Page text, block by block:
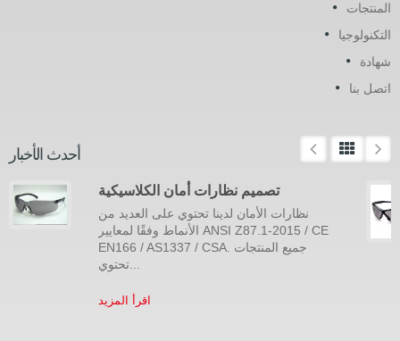
المنتجات
التكنولوجيا
شهادة
اتصل بنا
أحدث الأخبار
تصميم نظارات أمان الكلاسيكية
نظارات الأمان لدينا تحتوي على العديد من
الأنماط وفقًا لمعايير ANSI Z87.1-2015 / CE
EN166 / AS1337 / CSA. جميع المنتجات
تحتوي...
اقرأ المزيد